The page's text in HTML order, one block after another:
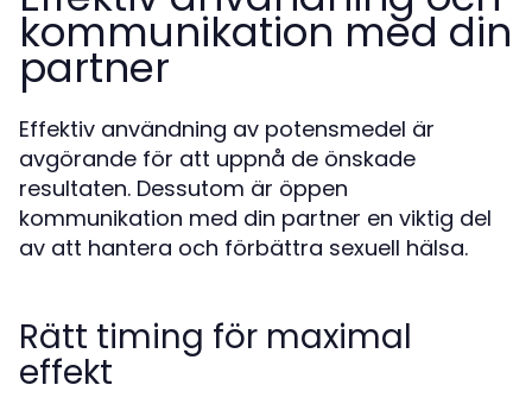
kommunikation med din
partner
Effektiv användning av potensmedel är
avgörande för att uppnå de önskade
resultaten. Dessutom är öppen
kommunikation med din partner en viktig del
av att hantera och förbättra sexuell hälsa.
Rätt timing för maximal
effekt